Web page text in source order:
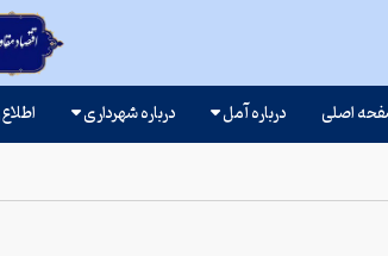
اصلی درباره آمل درباره شهرداری